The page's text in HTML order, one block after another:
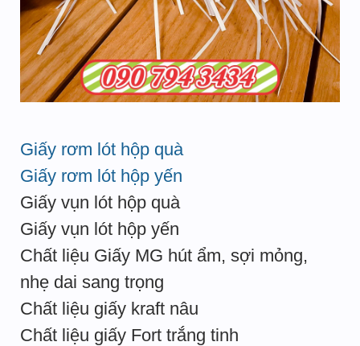
Giấy rơm lót hộp quà
Giấy rơm lót hộp yến
Giấy vụn lót hộp quà
Giấy vụn lót hộp yến
Chất liệu Giấy MG hút ẩm, sợi mỏng,
nhẹ dai sang trọng
Chất liệu giấy kraft nâu
Chất liệu giấy Fort trắng tinh